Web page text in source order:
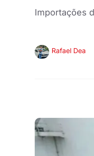
Importações
Rafael Dea